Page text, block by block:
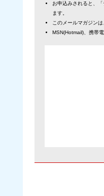
お申込みされると、
ます。
このメールマガジン
MSN(Hotmail)、携帯